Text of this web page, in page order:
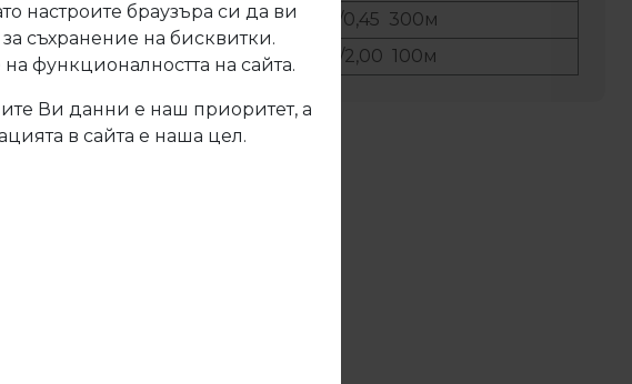
настроите браузъра си да ви
съхранение на бисквитки.
функционалността на сайта.
Ви данни е наш приоритет, а
в сайта е наша цел.
Размер:
22/0,45 300м
Размер:
22/2,00 100м